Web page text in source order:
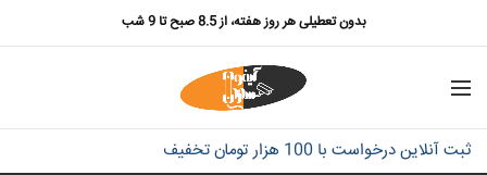
بدون تعطیلی هر روز هفته، از 8.5 صبح تا 9 شب
ثبت آنلاین درخواست با 100 هزار تومان تخفیف